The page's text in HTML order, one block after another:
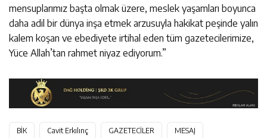
mensuplarımız başta olmak üzere, meslek yaşamları boyunca
daha adil bir dünya inşa etmek arzusuyla hakikat peşinde yalın
kalem koşan ve ebediyete irtihal eden tüm gazetecilerimize,
Yüce Allah’tan rahmet niyaz ediyorum.”
BİK Cavit Erkılınç GAZETECİLER MESAJ